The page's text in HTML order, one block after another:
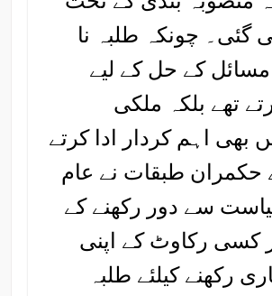
گئی۔ چونکہ طلبہ نا
کے حل کے لیے
تھے بلکہ ملکی
اہم کردار ادا کرتے
حکمران طبقات نے عام
سے دور رکھنے کے
کسی رکاوٹ کے اپنی
رکھنے کیلئے طلبہ